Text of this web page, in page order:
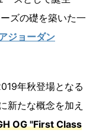
ズの礎を築いた一
ジョーダン
年秋登場となる
新たな概念を加え
OG "First Class